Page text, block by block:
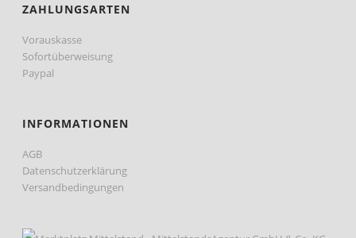
ZAHLUNGSARTEN
Vorauskasse
Sofortüberweisung
Paypal
INFORMATIONEN
AGB
Datenschutzerklärung
Versandbedingungen